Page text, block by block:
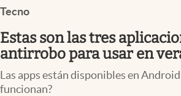
Tecno
Estas son las tres
antirrobo para usar en
Las apps están disponibles en
funcionan?